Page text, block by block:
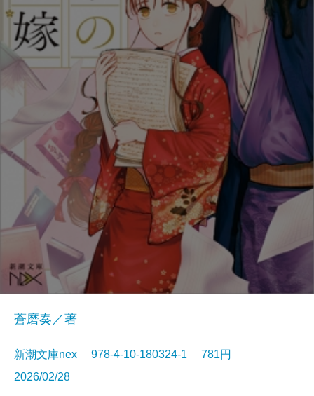
蒼磨奏／著
新潮文庫nex 978-4-10-180324-1 781円
2026/02/28